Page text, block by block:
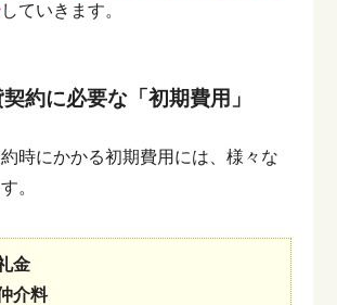
していきます。
約に必要な「初期費用」
時にかかる初期費用には、様々な
。
金
介料